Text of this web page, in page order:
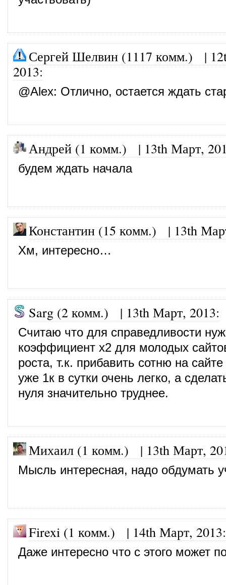
Сергей Шелвин (1117 комм.) |
2013:
@Alex: Отлично, остается ждать
Андрей (1 комм.) | 13th Март,
будем ждать начала
Константин (15 комм.) | 13th
Хм, интересно…
Sarg (2 комм.) | 13th Март, 2013:
Считаю что для справедливости
коэффициент x2 для молодых
роста, т.к. прибавить сотню на
уже 1к в сутки очень легко, а
нуля значительно труднее.
Михаил (1 комм.) | 13th Март,
Мысль интересная, надо обдумать
Firexi (1 комм.) | 14th Март, 2013:
Даже интересно что с этого может